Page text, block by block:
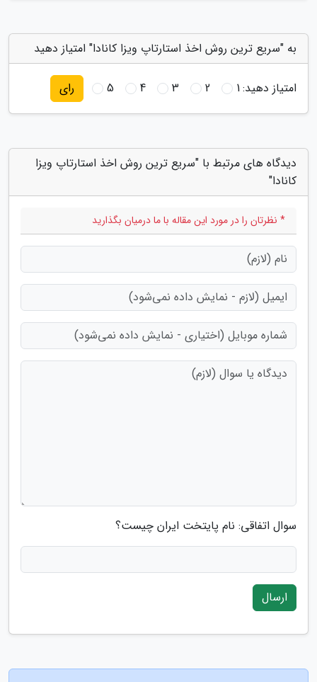
به "سریع ترین روش اخذ استارتاپ ویزا کانادا" امتیاز دهید
امتیاز دهید:1
2
3
4
5 رای
دیدگاه های مرتبط با "سریع ترین روش اخذ استارتاپ ویزا
کانادا"
* نظرتان را در مورد این مقاله با ما درمیان بگذارید
سوال اتفاقی: نام پایتخت ایران چیست؟
ارسال